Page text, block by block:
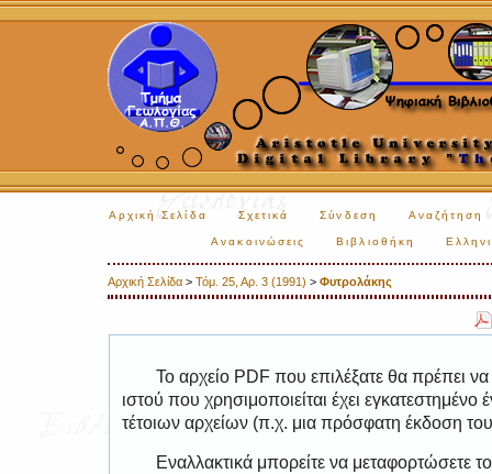
Αρχική Σελίδα Σχετικά Σύνδεση Αναζήτηση
Ανακοινώσεις Βιβλιοθήκη
Αρχική Σελίδα > Τόμ. 25, Αρ. 3 (1991) > Φυτρολάκης
Το αρχείο PDF που επιλέξατε θα πρέπει
ιστού που χρησιμοποιείται έχει
τέτοιων αρχείων (π.χ. μια πρόσφατη έκδοση
Εναλλακτικά μπορείτε να μεταφορτώσετε